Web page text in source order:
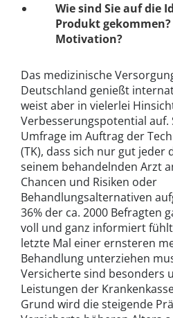
Wie sind Sie auf die
Produkt
Motivation?
Das medizinische
Deutschland genießt
weist aber in vielerlei
Verbesserungspotential auf.
Umfrage im Auftrag der
(TK), dass sich nur gut jeder
seinem behandelnden Arzt
Chancen und Risiken oder
Behandlungsalternativen
36% der ca. 2000 Befragten
voll und ganz informiert
letzte Mal einer ernsteren
Behandlung unterziehen
Versicherte sind besonders
Leistungen der
Grund wird die steigende